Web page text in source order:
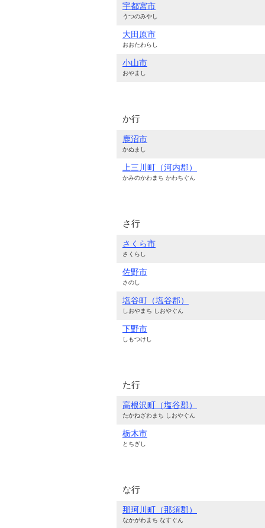
宇都宮市
うつのみやし
大田原市
おおたわらし
小山市
おやまし
か行
鹿沼市
かぬまし
上三川町（河内郡）
かみのかわまち かわちぐん
さ行
さくら市
さくらし
佐野市
さのし
塩谷町（塩谷郡）
しおやまち しおやぐん
下野市
しもつけし
た行
高根沢町（塩谷郡）
たかねざわまち しおやぐん
栃木市
とちぎし
な行
那珂川町（那須郡）
なかがわまち なすぐん